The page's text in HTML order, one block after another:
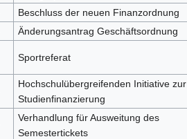
Beschluss der neuen Finanzordnung
Änderungsantrag Geschäftsordnung
Sportreferat
Hochschulübergreifenden Initiative zur
Studienfinanzierung
Verhandlung für Ausweitung des
Semestertickets